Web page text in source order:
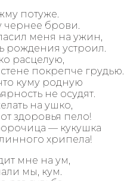
потуже.
чернее брови.
меня на ужин,
рождения устроил.
расцелую,
покрепче грудью.
куму родную
не осудят.
на ушко,
здоровья пело!
— кукушка
хрипела!
мне на ум,
мы, кум.